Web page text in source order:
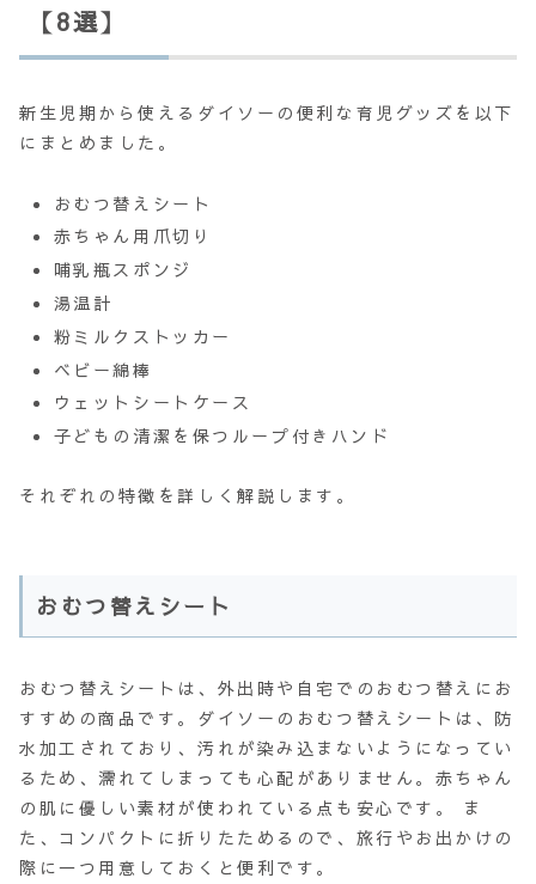
【8選】
新生児期から使えるダイソーの便利な育児グッズを以下
にまとめました。
おむつ替えシート
赤ちゃん用爪切り
哺乳瓶スポンジ
湯温計
粉ミルクストッカー
ベビー綿棒
ウェットシートケース
子どもの清潔を保つループ付きハンド
それぞれの特徴を詳しく解説します。
おむつ替えシート
おむつ替えシートは、外出時や自宅でのおむつ替えにお
すすめの商品です。ダイソーのおむつ替えシートは、防
水加工されており、汚れが染み込まないようになってい
るため、濡れてしまっても心配がありません。赤ちゃん
の肌に優しい素材が使われている点も安心です。 ま
た、コンパクトに折りたためるので、旅行やお出かけの
際に一つ用意しておくと便利です。